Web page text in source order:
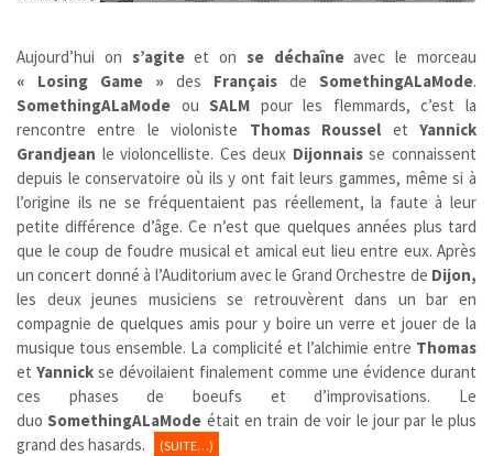
Aujourd’hui on s’agiteet on se déchaîneavec le morceau
« Losing Game » des Français de SomethingALaMode.
SomethingALaMode ouSALM pour les flemmards, c’est la
rencontre entre le violoniste Thomas Roussel etYannick
Grandjean le violoncelliste. Ces deux Dijonnaisse connaissent
depuis le conservatoire où ils y ont fait leurs gammes, même si à
l’origine ils ne se fréquentaient pas réellement, la faute à leur
petite différence d’âge. Ce n’est que quelques années plus tard
que le coup de foudre musical et amical eut lieu entre eux. Après
un concert donné à l’Auditorium avec le Grand Orchestre de Dijon,
les deux jeunes musiciens se retrouvèrent dans un bar en
compagnie de quelques amis pour y boire un verre et jouer de la
musique tous ensemble. La complicité et l’alchimie entre Thomas
et Yannick se dévoilaient finalement comme une évidence durant
ces phases de boeufs et d’improvisations. Le
duoSomethingALaMode était en train de voir le jour par le plus
grand des hasards.
(SUITE…)